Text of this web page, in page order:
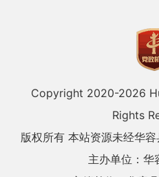
Copyright 2020-2026
Rights
版权所有 本站资源未经华
主办单位：华